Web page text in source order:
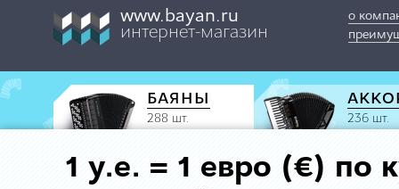
www.bayan.ru
интернет-магазин
о
БАЯНЫ
288 шт. 236 шт.
1 у.е. = 1 евро (€) по